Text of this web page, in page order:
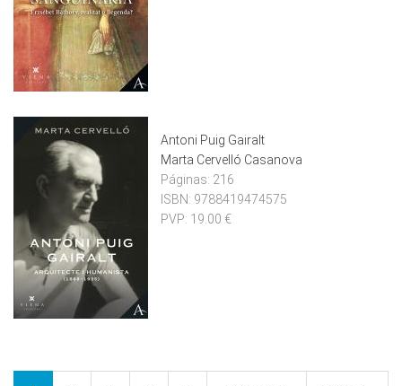
Antoni Puig Gairalt
Marta Cervelló Casanova
Páginas: 216
ISBN: 9788419474575
PVP: 19.00 €
Pàgines